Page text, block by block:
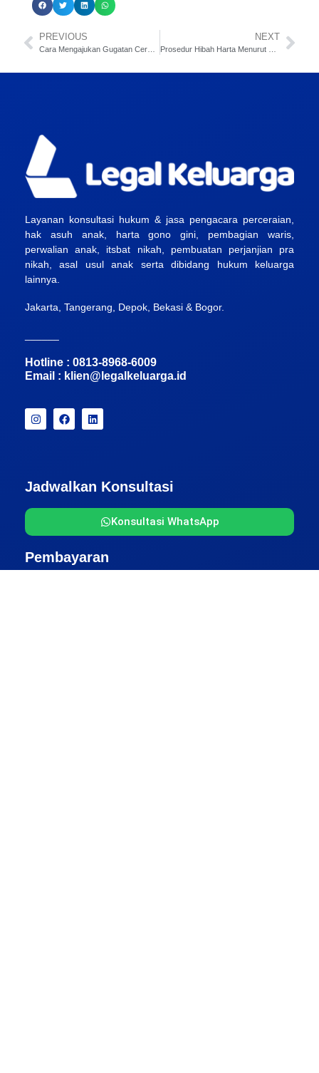
PREVIOUS NEXT
Layanan konsultasi hukum & jasa pengacara perceraian,
hak asuh anak, harta gono gini, pembagian waris,
perwalian anak, itsbat nikah, pembuatan perjanjian pra
nikah, asal usul anak serta dibidang hukum keluarga
lainnya.
Jakarta, Tangerang, Depok, Bekasi & Bogor.
Hotline : 0813-8968-6009
Email : klien@legalkeluarga.id
Jadwalkan Konsultasi
Konsultasi WhatsApp
Pembayaran